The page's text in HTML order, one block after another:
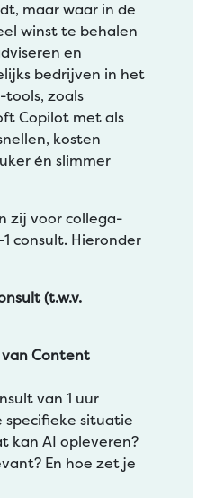
maar waar in de
winst te behalen
en
bedrijven in het
zoals
Copilot met als
kosten
én slimmer
zij voor collega-
consult. Hieronder
(t.w.v.
van Content
van 1 uur
specifieke situatie
kan AI opleveren?
En hoe zet je